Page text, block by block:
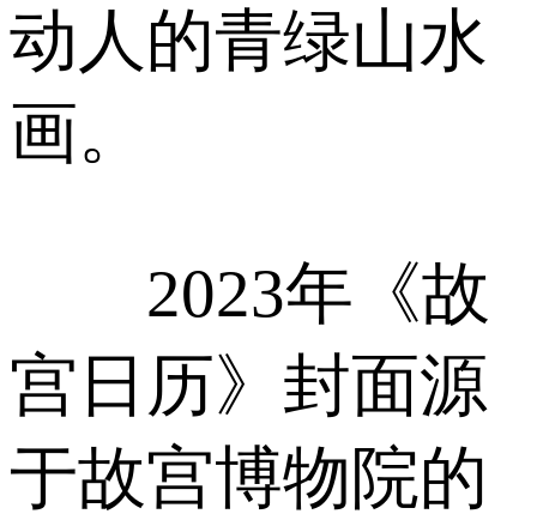
动人的青绿山水
画。
2023年《故
宫日历》封面源
于故宫博物院的